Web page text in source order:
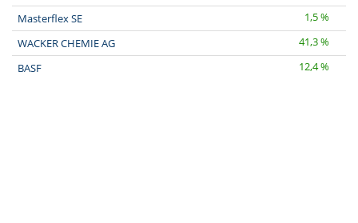
Masterflex SE
1,5 %
WACKER CHEMIE AG
41,3 %
BASF
12,4 %